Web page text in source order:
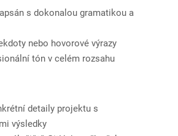
s dokonalou gramatikou a
nebo hovorové výrazy
tón v celém rozsahu
detaily projektu s
výsledky